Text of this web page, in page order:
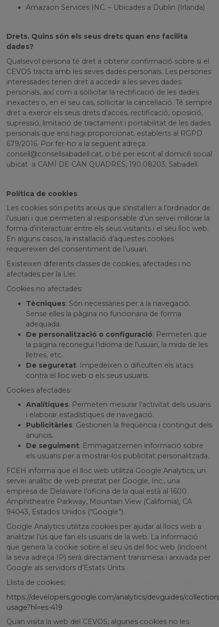
Amazaon Services INC. – Ubicades a Dublin (Irlanda)
Drets. Quins són els seus drets quan ens facilita
dades?
Qualsevol persona té dret a obtenir confirmació sobre si el
CEVOS tracta amb les seves dades personals. Les persones
interessades tenen dret a accedir a les seves dades
personals, així com a sol·licitar la rectificació de les dades
inexactes o, en el seu cas, sol·licitar la cancel·lació. Té sempre
dret a exercir els seus drets d’accés, rectificació, oposició,
supressió, limitació de tractament i portabilitat de les dades
personals que ens hagi proporcionat, establerts al RGPD
679/2016. Por fer-ho a la següent adreça:
consell@consellsabadell.cat, o bé per escrit al domicili social
ubicat a CAMÍ DE CAN QUADRES, 190.08203, Sabadell.
Política de cookies
Les cookies són petits arxius que s’instal·len a l’ordinador de
l’usuari i que permeten al responsable d’un servei millorar la
forma d’interactuar entre els seus visitants i el seu lloc web.
En alguns casos, la instal·lació d’aquestes cookies
requereixen del consentiment de l’usuari.
Existeixen diferents classes de cookies, afectades i no
afectades per la Llei:
Cookies no afectades:
Tècniques: Són necessàries per a la navegació.
Sense elles la pàgina no funcionaria de forma
adequada.
De personalització o configuració: Permeten que
la pàgina reconegui l’idioma de l’usuari, la mida de les
lletres, etc.
De seguretat: Impedeixen o dificulten els atacs
contra el lloc web o els seus usuaris.
Cookies afectades:
Analítiques: Permeten mesurar l’activitat dels usuaris
i elaborar estadístiques de navegació.
Publicitàries: Gestionen la freqüència i contingut dels
anuncis.
De seguiment: Emmagatzemen informació sobre
els usuaris per a mostrar-los publicitat personalitzada.
FCEH informa que el lloc web utilitza Google Analytics, un
servei analític de web prestat per Google, Inc., una
empresa de Delaware l’oficina de la qual està al 1600
Amphitheatre Parkway, Mountain View (California), CA
94043, Estados Unidos (“Google”).
Google Analytics utilitza cookies per ajudar al llocs web a
analitzar l’ús que fan els usuaris de la web. La informació
que genera la cookie sobre el seu ús del lloc web (incloent
la seva adreça IP) serà directament transmesa i arxivada per
Google als servidors d’Estats Units.
Llista de cookies:
https://developers.google.com/analytics/devguides/
usage?hl=es-419
Quan visita la web del CEVOS, algunes cookies no les